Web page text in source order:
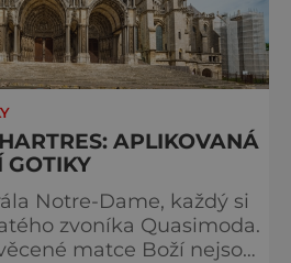
APLIKOVANÁ
Notre-Dame, každý si
zvoníka Quasimoda.
matce Boží nejsou